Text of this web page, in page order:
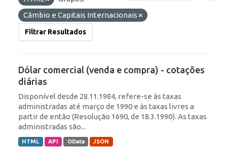
Câmbio e Capitais Internacionais
Filtrar Resultados
Dólar comercial (venda e compra) - cotações
diárias
Disponível desde 28.11.1984, refere-se às taxas
administradas até março de 1990 e às taxas livres a
partir de então (Resolução 1690, de 18.3.1990). As taxas
administradas são...
HTML API OData JSON